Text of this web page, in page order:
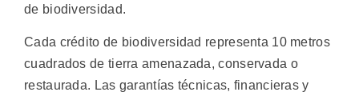
de biodiversidad.
Cada crédito de biodiversidad representa 10 metros
cuadrados de tierra amenazada, conservada o
restaurada. Las garantías técnicas, financieras y